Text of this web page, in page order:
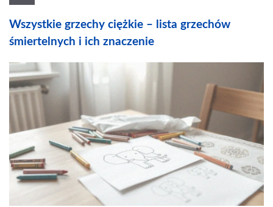
Wszystkie grzechy ciężkie – lista grzechów
śmiertelnych i ich znaczenie